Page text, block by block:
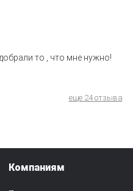
то , что мне нужно!
еще 24 отзыва
Компаниям